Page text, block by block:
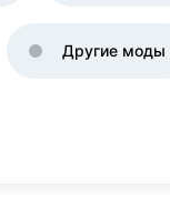
Другие моды